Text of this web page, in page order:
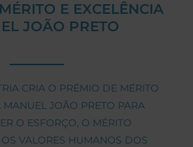
E EXCELÊNCIA
JOÃO PRETO
CRIA O PRÉMIO DE MÉRITO
MANUEL JOÃO PRETO PARA
O ESFORÇO, O MÉRITO
VALORES HUMANOS DOS